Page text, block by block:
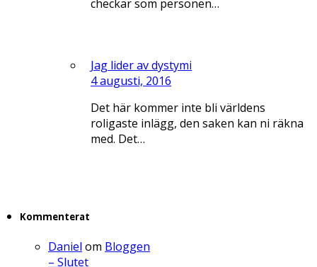
checkar som personen…
Jag lider av dystymi
4 augusti, 2016
Det här kommer inte bli världens
roligaste inlägg, den saken kan ni räkna
med. Det…
Kommenterat
Daniel om Bloggen
– Slutet